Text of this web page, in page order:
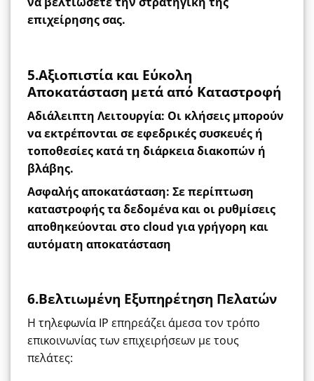
επιχείρησης σας.
5.Αξιοπιστία και Εύκολη
Αποκατάσταση μετά από Καταστροφή
Αδιάλειπτη Λειτουργία: Οι κλήσεις μπορούν
να εκτρέπονται σε εφεδρικές συσκευές ή
τοποθεσίες κατά τη διάρκεια διακοπών ή
βλάβης.
Ασφαλής αποκατάσταση: Σε περίπτωση
καταστροφής τα δεδομένα και οι ρυθμίσεις
αποθηκεύονται στο cloud για γρήγορη και
αυτόματη αποκατάσταση
6.Βελτιωμένη Εξυπηρέτηση Πελατών
Η τηλεφωνία IP επηρεάζει άμεσα τον τρόπο
επικοινωνίας των επιχειρήσεων με τους
πελάτες: